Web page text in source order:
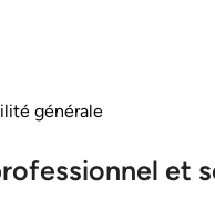
générale
et